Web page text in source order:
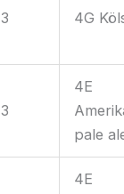
3 4G
3
4E
pale
4E